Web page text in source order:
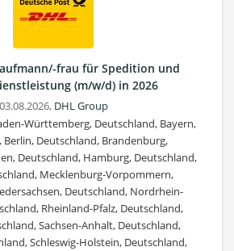
frau für Spedition und
(m/w/d) in 2026
03.08.2026, DHL Group
Württemberg, Deutschland, Bayern,
Berlin, Deutschland, Brandenburg,
Deutschland, Hamburg, Deutschland,
Mecklenburg-Vorpommern,
Deutschland, Nordrhein-
Rheinland-Pfalz, Deutschland,
Sachsen-Anhalt, Deutschland,
Schleswig-Holstein, Deutschland,